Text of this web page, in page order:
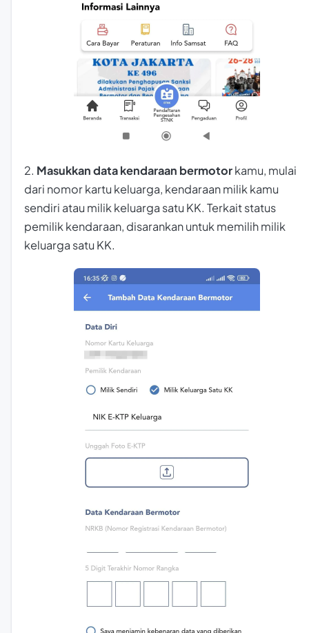
2. Masukkan data kendaraan bermotorkamu, mulai
dari nomor kartu keluarga, kendaraan milik kamu
sendiri atau milik keluarga satu KK. Terkait status
pemilik kendaraan, disarankan untuk memilih milik
keluarga satu KK.